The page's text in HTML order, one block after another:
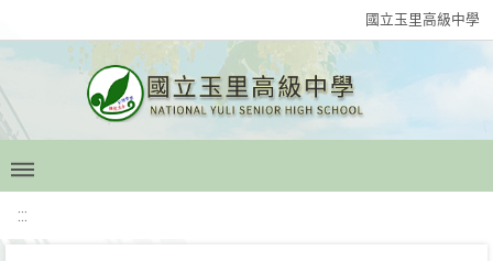
國立玉里高級中學
:::